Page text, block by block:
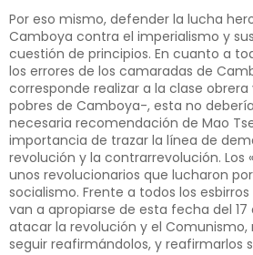
Por eso mismo, defender la lucha
Camboya contra el imperialismo y
cuestión de principios. En cuanto a
los errores de los camaradas de
corresponde realizar a la clase
pobres de Camboya-, esta no
necesaria recomendación de Mao
importancia de trazar la línea de
revolución y la contrarrevolución. Los
unos revolucionarios que lucharon
socialismo. Frente a todos los
van a apropiarse de esta fecha del 17
atacar la revolución y el Comunismo,
seguir reafirmándolos, y reafirmarlos